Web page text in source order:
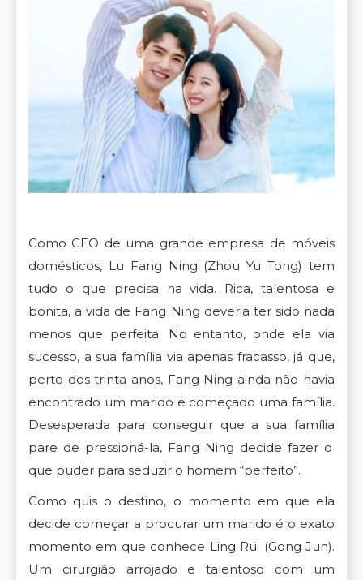
Como CEO de uma grande empresa de móveis
domésticos, Lu Fang Ning (Zhou Yu Tong) tem
tudo o que precisa na vida. Rica, talentosa e
bonita, a vida de Fang Ning deveria ter sido nada
menos que perfeita. No entanto, onde ela via
sucesso, a sua família via apenas fracasso, já que,
perto dos trinta anos, Fang Ning ainda não havia
encontrado um marido e começado uma família.
Desesperada para conseguir que a sua família
pare de pressioná-la, Fang Ning decide fazer o
que puder para seduzir o homem “perfeito”.
Como quis o destino, o momento em que ela
decide começar a procurar um marido é o exato
momento em que conhece Ling Rui (Gong Jun).
Um cirurgião arrojado e talentoso com um